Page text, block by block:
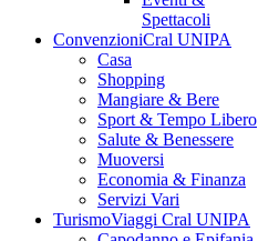
Spettacoli
ConvenzioniCral UNIPA
Casa
Shopping
Mangiare & Bere
Sport & Tempo Libero
Salute & Benessere
Muoversi
Economia & Finanza
Servizi Vari
TurismoViaggi Cral UNIPA